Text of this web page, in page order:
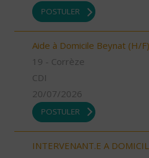
POSTULER
Aide à Domicile Beynat (H/F)
19 - Corrèze
CDI
20/07/2026
POSTULER
INTERVENANT.E A